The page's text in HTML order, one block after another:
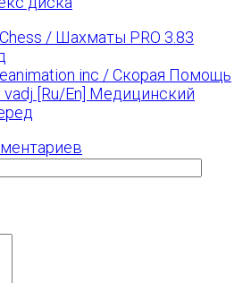
/ Шахматы PRO 3.83
inc / Скорая Помощь
vadj [Ru/En] Медицинский